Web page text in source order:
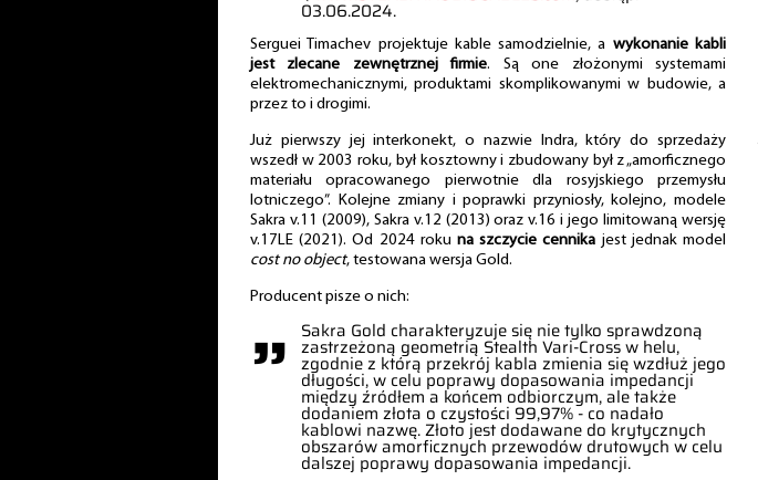
03.06.2024.
Serguei Timachev projektuje kable samodzielnie, a wykonanie kabli
jest zlecane zewnętrznej firmie. Są one złożonymi systemami
elektromechanicznymi, produktami skomplikowanymi w budowie, a
przez to i drogimi.
Już pierwszy jej interkonekt, o nazwie Indra, który do sprzedaży
wszedł w 2003 roku, był kosztowny i zbudowany był z „amorficznego
materiału opracowanego pierwotnie dla rosyjskiego przemysłu
lotniczego”. Kolejne zmiany i poprawki przyniosły, kolejno, modele
Sakra v.11 (2009), Sakra v.12 (2013) oraz v.16 i jego limitowaną wersję
v.17LE (2021). Od 2024 roku na szczycie cennika jest jednak model
cost no object, testowana wersja Gold.
Producent pisze o nich:
” Sakra Gold charakteryzuje się nie tylko sprawdzoną
zastrzeżoną geometrią Stealth Vari-Cross w helu,
zgodnie z którą przekrój kabla zmienia się wzdłuż jego
długości, w celu poprawy dopasowania impedancji
między źródłem a końcem odbiorczym, ale także
dodaniem złota o czystości 99,97% - co nadało
kablowi nazwę. Złoto jest dodawane do krytycznych
obszarów amorficznych przewodów drutowych w celu
dalszej poprawy dopasowania impedancji.